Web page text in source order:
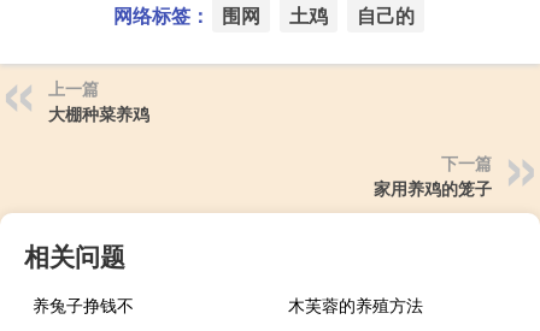
网络标签： 围网 土鸡 自己的
上一篇
大棚种菜养鸡
下一篇
家用养鸡的笼子
相关问题
养兔子挣钱不
木芙蓉的养殖方法